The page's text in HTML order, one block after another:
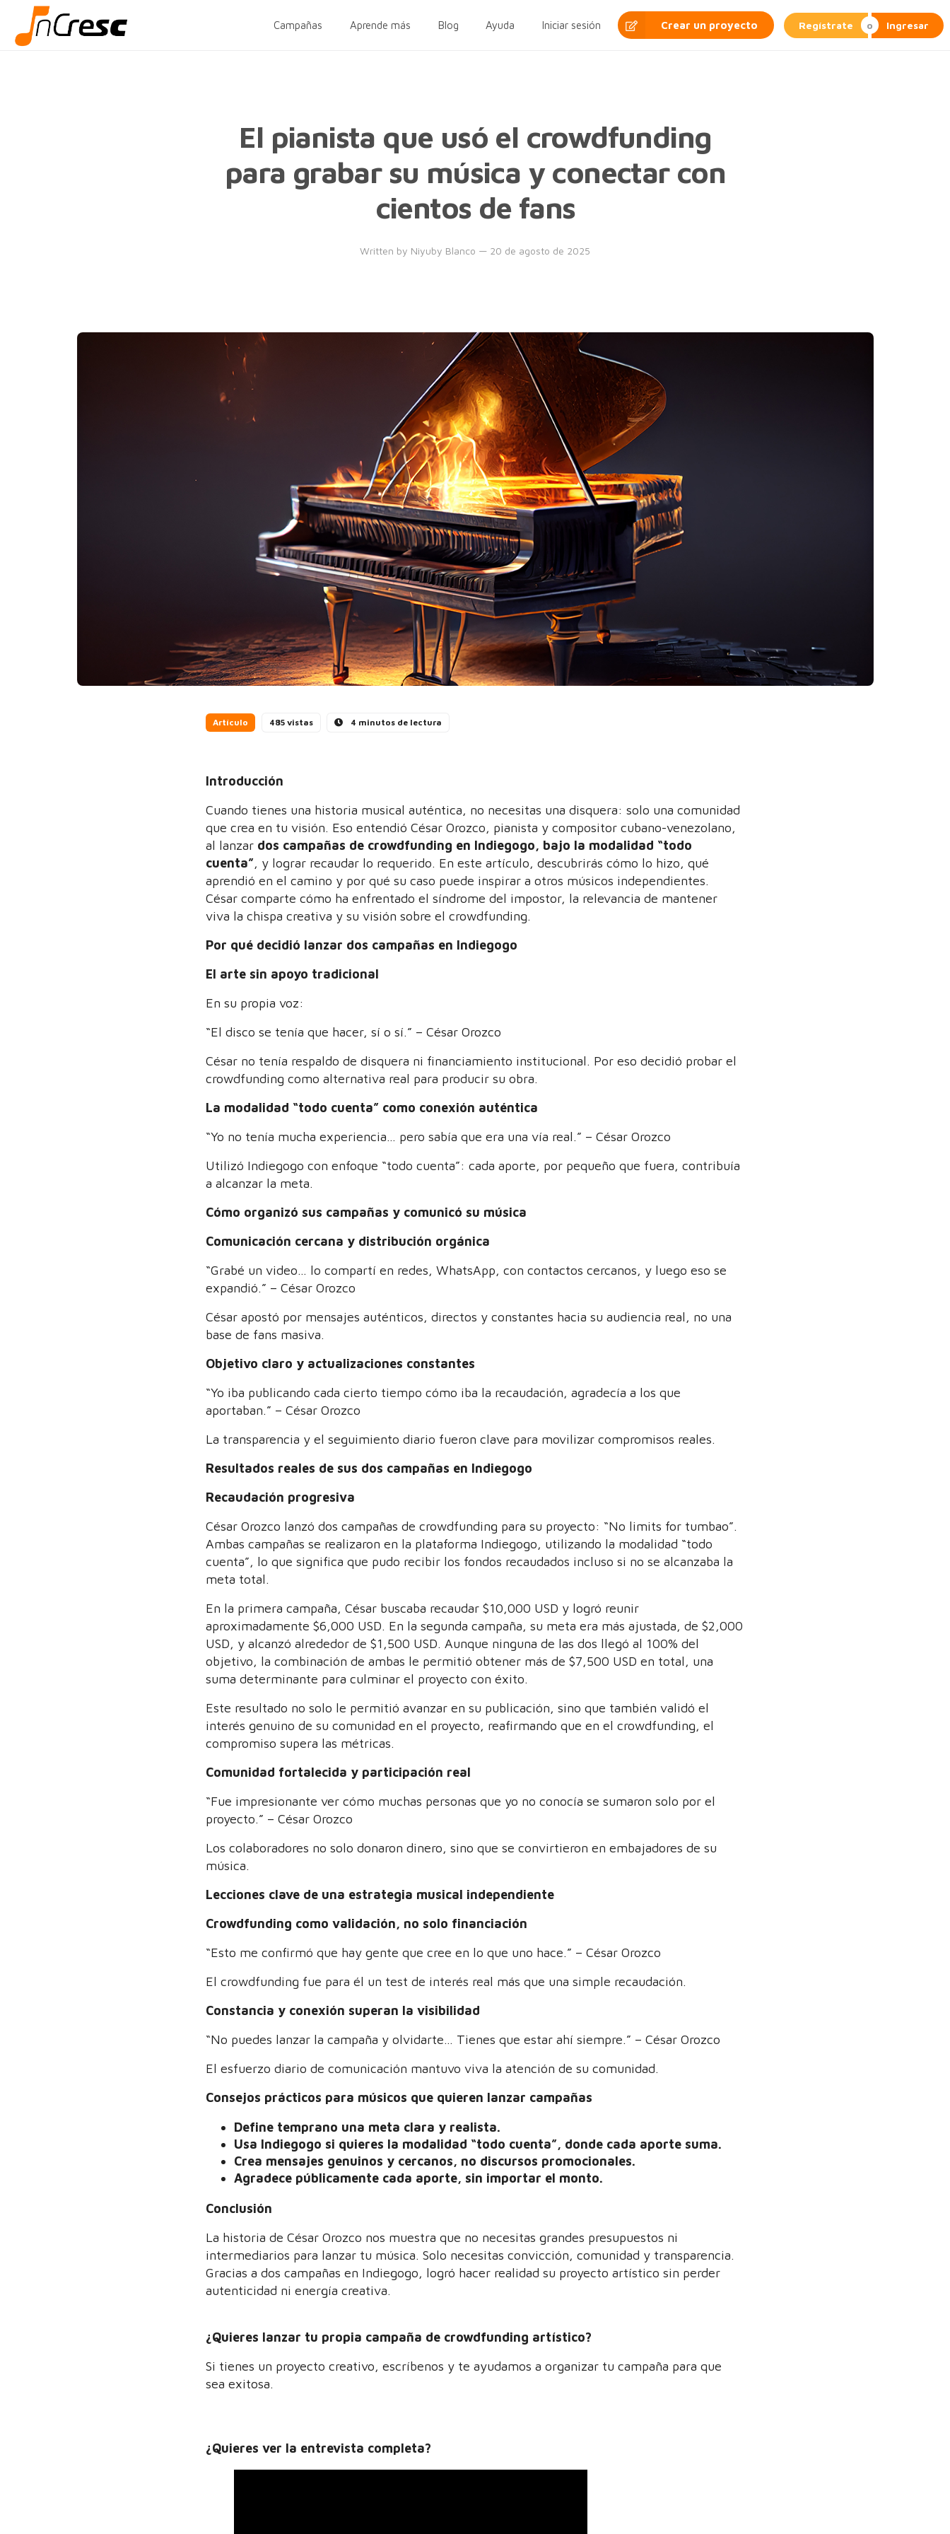
Campañas Aprende más Blog Ayuda Iniciar sesión Crear un proyecto Regístrate Ingresar
El pianista que usó el crowdfunding
para grabar su música y conectar con
cientos de fans
Written by Niyuby Blanco — 20 de agosto de 2025
Artículo 485 vistas 4 minutos de lectura
Introducción
Cuando tienes una historia musical auténtica, no necesitas una disquera: solo una comunidad
que crea en tu visión. Eso entendió César Orozco, pianista y compositor cubano-venezolano,
al lanzar dos campañas de crowdfunding en Indiegogo, bajo la modalidad “todo
cuenta”, y lograr recaudar lo requerido. En este artículo, descubrirás cómo lo hizo, qué
aprendió en el camino y por qué su caso puede inspirar a otros músicos independientes.
César comparte cómo ha enfrentado el síndrome del impostor, la relevancia de mantener
viva la chispa creativa y su visión sobre el crowdfunding.
Por qué decidió lanzar dos campañas en Indiegogo
El arte sin apoyo tradicional
En su propia voz:
“El disco se tenía que hacer, sí o sí.” – César Orozco
César no tenía respaldo de disquera ni financiamiento institucional. Por eso decidió probar el
crowdfunding como alternativa real para producir su obra.
La modalidad “todo cuenta” como conexión auténtica
“Yo no tenía mucha experiencia… pero sabía que era una vía real.” – César Orozco
Utilizó Indiegogo con enfoque “todo cuenta”: cada aporte, por pequeño que fuera, contribuía
a alcanzar la meta.
Cómo organizó sus campañas y comunicó su música
Comunicación cercana y distribución orgánica
“Grabé un video… lo compartí en redes, WhatsApp, con contactos cercanos, y luego eso se
expandió.” – César Orozco
César apostó por mensajes auténticos, directos y constantes hacia su audiencia real, no una
base de fans masiva.
Objetivo claro y actualizaciones constantes
“Yo iba publicando cada cierto tiempo cómo iba la recaudación, agradecía a los que
aportaban.” – César Orozco
La transparencia y el seguimiento diario fueron clave para movilizar compromisos reales.
Resultados reales de sus dos campañas en Indiegogo
Recaudación progresiva
César Orozco lanzó dos campañas de crowdfunding para su proyecto: “No limits for tumbao”.
Ambas campañas se realizaron en la plataforma Indiegogo, utilizando la modalidad “todo
cuenta”, lo que significa que pudo recibir los fondos recaudados incluso si no se alcanzaba la
meta total.
En la primera campaña, César buscaba recaudar $10,000 USD y logró reunir
aproximadamente $6,000 USD. En la segunda campaña, su meta era más ajustada, de $2,000
USD, y alcanzó alrededor de $1,500 USD. Aunque ninguna de las dos llegó al 100% del
objetivo, la combinación de ambas le permitió obtener más de $7,500 USD en total, una
suma determinante para culminar el proyecto con éxito.
Este resultado no solo le permitió avanzar en su publicación, sino que también validó el
interés genuino de su comunidad en el proyecto, reafirmando que en el crowdfunding, el
compromiso supera las métricas.
Comunidad fortalecida y participación real
“Fue impresionante ver cómo muchas personas que yo no conocía se sumaron solo por el
proyecto.” – César Orozco
Los colaboradores no solo donaron dinero, sino que se convirtieron en embajadores de su
música.
Lecciones clave de una estrategia musical independiente
Crowdfunding como validación, no solo financiación
“Esto me confirmó que hay gente que cree en lo que uno hace.” – César Orozco
El crowdfunding fue para él un test de interés real más que una simple recaudación.
Constancia y conexión superan la visibilidad
“No puedes lanzar la campaña y olvidarte… Tienes que estar ahí siempre.” – César Orozco
El esfuerzo diario de comunicación mantuvo viva la atención de su comunidad.
Consejos prácticos para músicos que quieren lanzar campañas
Define temprano una meta clara y realista.
Usa Indiegogo si quieres la modalidad “todo cuenta”, donde cada aporte suma.
Crea mensajes genuinos y cercanos, no discursos promocionales.
Agradece públicamente cada aporte, sin importar el monto.
Conclusión
La historia de César Orozco nos muestra que no necesitas grandes presupuestos ni
intermediarios para lanzar tu música. Solo necesitas convicción, comunidad y transparencia.
Gracias a dos campañas en Indiegogo, logró hacer realidad su proyecto artístico sin perder
autenticidad ni energía creativa.
¿Quieres lanzar tu propia campaña de crowdfunding artístico?
Si tienes un proyecto creativo, escríbenos y te ayudamos a organizar tu campaña para que
sea exitosa.
¿Quieres ver la entrevista completa?